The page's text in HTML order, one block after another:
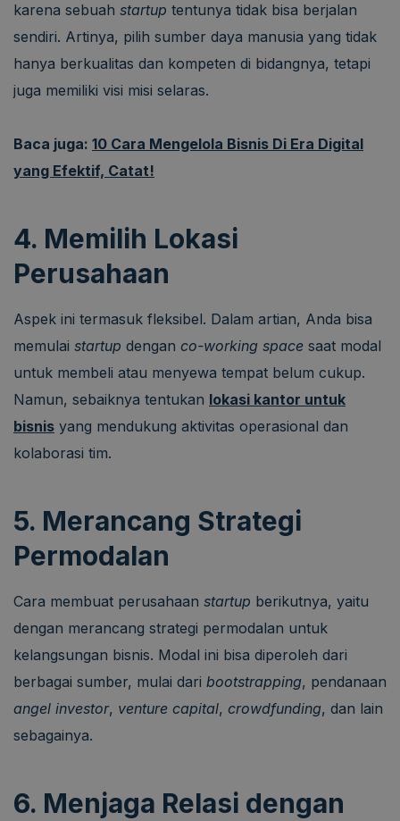
karena sebuah startup tentunya tidak bisa berjalan
sendiri. Artinya, pilih sumber daya manusia yang tidak
hanya berkualitas dan kompeten di bidangnya, tetapi
juga memiliki visi misi selaras.
Baca juga: 10 Cara Mengelola Bisnis Di Era Digital
yang Efektif, Catat!
4. Memilih Lokasi
Perusahaan
Aspek ini termasuk fleksibel. Dalam artian, Anda bisa
memulai startup dengan co-working space saat modal
untuk membeli atau menyewa tempat belum cukup.
Namun, sebaiknya tentukan lokasi kantor untuk
bisnis yang mendukung aktivitas operasional dan
kolaborasi tim.
5. Merancang Strategi
Permodalan
Cara membuat perusahaan startup berikutnya, yaitu
dengan merancang strategi permodalan untuk
kelangsungan bisnis. Modal ini bisa diperoleh dari
berbagai sumber, mulai dari bootstrapping, pendanaan
angel investor, venture capital, crowdfunding, dan lain
sebagainya.
6. Menjaga Relasi dengan